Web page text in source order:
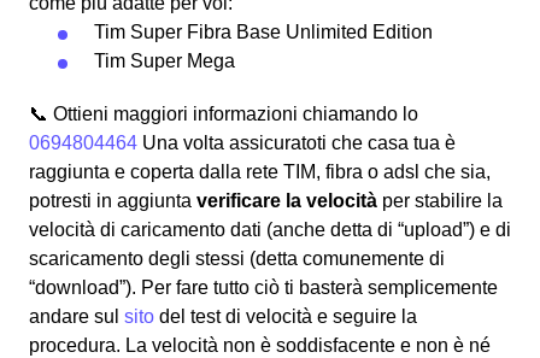
Tim Super Fibra Base Unlimited Edition
Tim Super Mega
📞 Ottieni maggiori informazioni chiamando lo
0694804464 Una volta assicuratoti che casa tua è
raggiunta e coperta dalla rete TIM, fibra o adsl che sia,
potresti in aggiunta verificare la velocità per stabilire la
velocità di caricamento dati (anche detta di “upload”) e di
scaricamento degli stessi (detta comunemente di
“download”). Per fare tutto ciò ti basterà semplicemente
andare sul sito del test di velocità e seguire la
procedura. La velocità non è soddisfacente e non è né